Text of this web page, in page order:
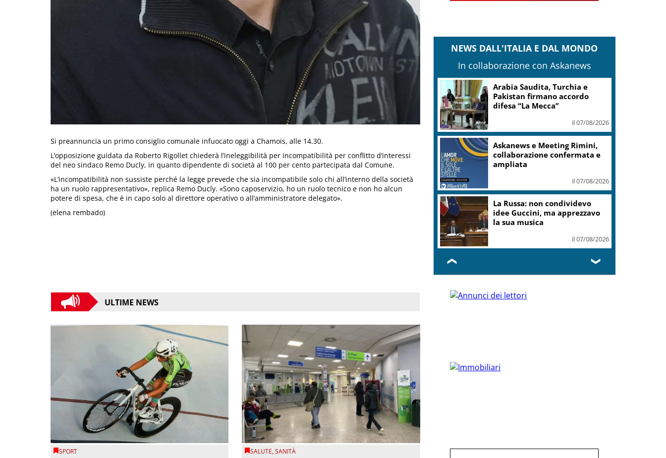
Si preannuncia un primo consiglio comunale infuocato oggi a Chamois, alle 14.30.
L’opposizione guidata da Roberto Rigollet chiederà l’ineleggibilità per incompatibilità per conflitto d’interessi
del neo sindaco Remo Ducly, in quanto dipendente di società al 100 per cento partecipata dal Comune.
«L’incompatibilità non sussiste perché la legge prevede che sia incompatibile solo chi all’interno della società
ha un ruolo rappresentativo», replica Remo Ducly. «Sono caposervizio, ho un ruolo tecnico e non ho alcun
potere di spesa, che è in capo solo al direttore operativo o all’amministratore delegato».
(elena rembado)
ULTIME NEWS
SPORT SALUTE,SANITÀ
NEWS DALL'ITALIA E DAL MONDO
In collaborazione con Askanews
Arabia Saudita, Turchia e
Pakistan firmano accordo
difesa “La Mecca”
il 07/08/2026
Askanews e Meeting Rimini,
collaborazione confermata e
ampliata
il 07/08/2026
La Russa: non condividevo
idee Guccini, ma apprezzavo
la sua musica
il 07/08/2026
❮ ❯